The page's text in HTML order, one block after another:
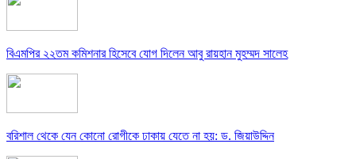
বিএমপির ২২তম কমিশনার হিসেবে যোগ দিলেন আবু রায়হান মুহম্মদ সালেহ
বরিশাল থেকে যেন কোনো রোগীকে ঢাকায় যেতে না হয়: ড. জিয়াউদ্দিন